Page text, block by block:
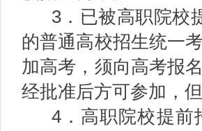
3．已被高职院校
的普通高校招生统一
加高考，须向高考报
经批准后方可参加，
4．高职院校提前